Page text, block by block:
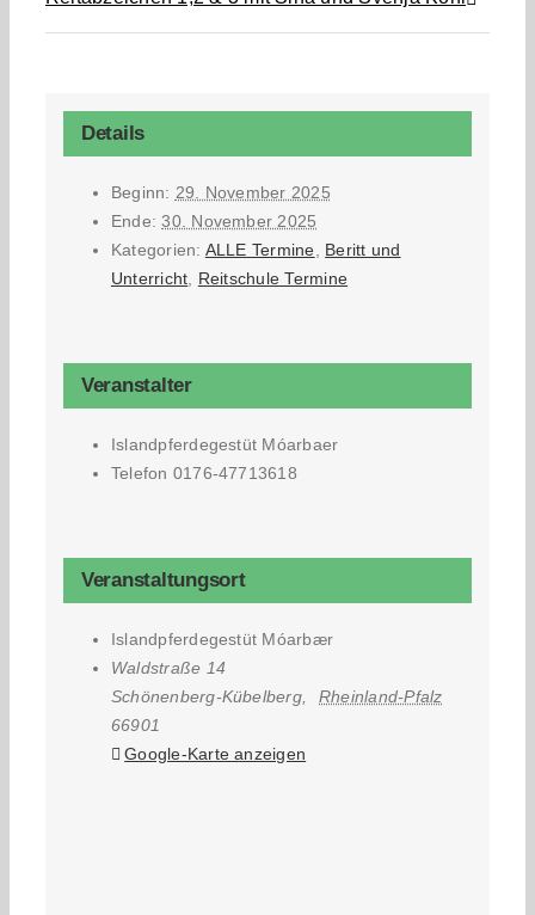
Details
Beginn: 29. November 2025
Ende: 30. November 2025
Kategorien: ALLE Termine
Beritt und
Unterricht
Reitschule Termine
Veranstalter
Islandpferdegestüt Móarbaer
Telefon 0176-47713618
Veranstaltungsort
Islandpferdegestüt Móarbær
Waldstraße 14
Schönenberg-Kübelberg,
Rheinland-Pfalz
66901
Google-Karte anzeigen